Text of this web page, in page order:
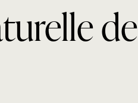
de